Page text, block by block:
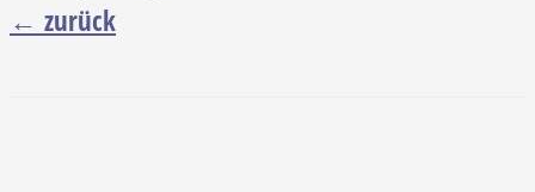
← zurück